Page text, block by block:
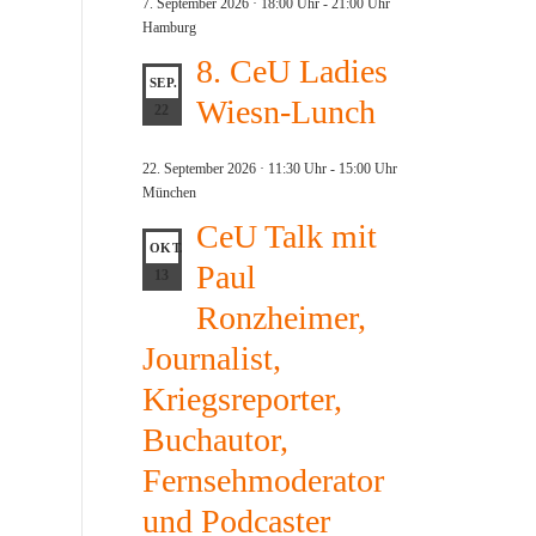
7. September 2026 · 18:00 Uhr- 21:00 Uhr
Hamburg
SEP.
22
8. CeU Ladies
Wiesn-Lunch
22. September 2026 · 11:30 Uhr- 15:00 Uhr
München
OKT.
CeU Talk mit
Paul
Ronzheimer,
Journalist,
Kriegsreporter,
Buchautor,
Fernsehmoderator
und Podcaster